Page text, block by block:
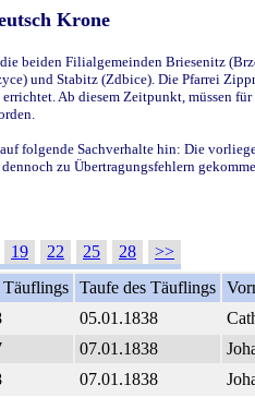
Krone
beiden Filialgemeinden Briesenitz
und Stabitz (Zdbice). Die Pfarrei
Ab diesem Zeitpunkt, müssen
folgende Sachverhalte hin: Die
zu Übertragungsfehlern
19 22 25 28
>>
Täuflings Taufe des Täuflings
05.01.1838
07.01.1838
07.01.1838